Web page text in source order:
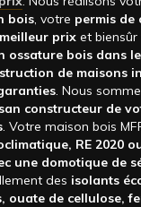
bois, votre permis de
prix et biensûr
ossature bois dans
de maisons
. Nous
constructeur de
. Votre maison bois
RE 2020
une domotique de
des isolants
ouate de cellulose,